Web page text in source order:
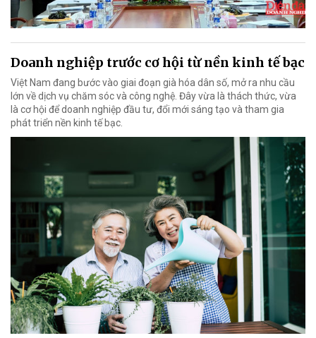
Doanh nghiệp trước cơ hội từ nền kinh tế bạc
Việt Nam đang bước vào giai đoạn già hóa dân số, mở ra nhu cầu
lớn về dịch vụ chăm sóc và công nghệ. Đây vừa là thách thức, vừa
là cơ hội để doanh nghiệp đầu tư, đổi mới sáng tạo và tham gia
phát triển nền kinh tế bạc.